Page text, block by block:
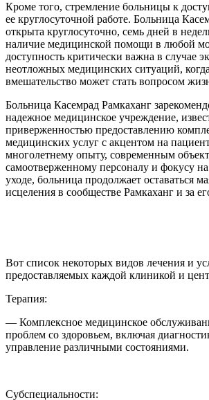
Кроме того, стремление больницы к
ее круглосуточной работе. Больница
открыта круглосуточно, семь дней в
наличие медицинской помощи в любой
доступность критически важна в случае
неотложных медицинских ситуаций,
вмешательство может стать вопросом
Больница Касемрад Рамкаханг
надежное медицинское учреждение,
приверженностью предоставлению
медицинских услуг с акцентом на
многолетнему опыту, современным
самоотверженному персоналу и фокусу
уходе, больница продолжает оставаться
исцеления в сообществе Рамкаханг и за
Вот список некоторых видов лечения и
предоставляемых каждой клиникой и
Терапия:
— Комплексное медицинское
проблем со здоровьем, включая
управление различными состояниями.
Субспециальности: